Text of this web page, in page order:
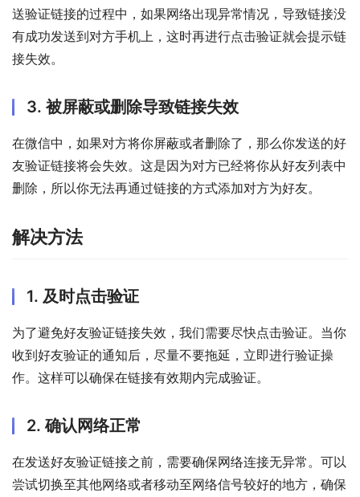
送验证链接的过程中，如果网络出现异常情况，导致链接没
有成功发送到对方手机上，这时再进行点击验证就会提示链
接失效。
3. 被屏蔽或删除导致链接失效
在微信中，如果对方将你屏蔽或者删除了，那么你发送的好
友验证链接将会失效。这是因为对方已经将你从好友列表中
删除，所以你无法再通过链接的方式添加对方为好友。
解决方法
1. 及时点击验证
为了避免好友验证链接失效，我们需要尽快点击验证。当你
收到好友验证的通知后，尽量不要拖延，立即进行验证操
作。这样可以确保在链接有效期内完成验证。
2. 确认网络正常
在发送好友验证链接之前，需要确保网络连接无异常。可以
尝试切换至其他网络或者移动至网络信号较好的地方，确保